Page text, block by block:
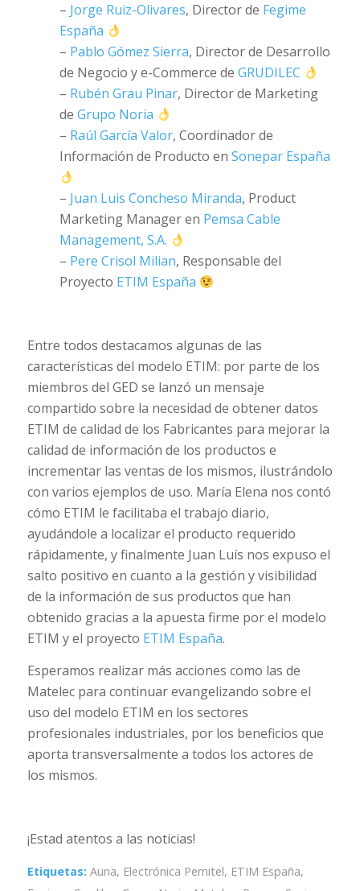
– Jorge Ruiz-Olivares, Director de Fegime
España
– Pablo Gómez Sierra, Director de Desarrollo
de Negocio y e-Commerce de GRUDILEC
– Rubén Grau Pinar, Director de Marketing
de Grupo Noria
– Raúl García Valor, Coordinador de
Información de Producto en Sonepar España
– Juan Luis Concheso Miranda, Product
Marketing Manager en Pemsa Cable
Management, S.A.
– Pere Crisol Milian, Responsable del
Proyecto ETIM España
Entre todos destacamos algunas de las
características del modelo ETIM: por parte de los
miembros del GED se lanzó un mensaje
compartido sobre la necesidad de obtener datos
ETIM de calidad de los Fabricantes para mejorar la
calidad de información de los productos e
incrementar las ventas de los mismos, ilustrándolo
con varios ejemplos de uso. María Elena nos contó
cómo ETIM le facilitaba el trabajo diario,
ayudándole a localizar el producto requerido
rápidamente, y finalmente Juan Luís nos expuso el
salto positivo en cuanto a la gestión y visibilidad
de la información de sus productos que han
obtenido gracias a la apuesta firme por el modelo
ETIM y el proyecto ETIM España.
Esperamos realizar más acciones como las de
Matelec para continuar evangelizando sobre el
uso del modelo ETIM en los sectores
profesionales industriales, por los beneficios que
aporta transversalmente a todos los actores de
los mismos.
¡Estad atentos a las noticias!
Etiquetas: Auna, Electrónica Pemitel, ETIM España,